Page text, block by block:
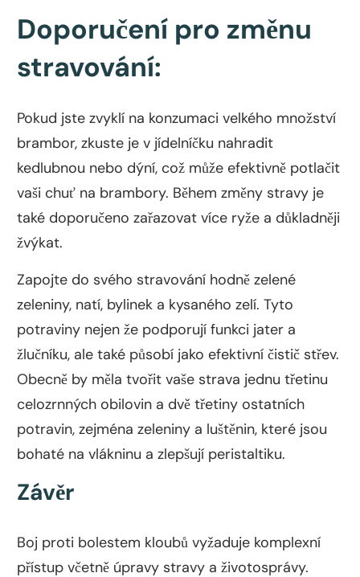
Doporučení pro změnu
stravování:
Pokud jste zvyklí na konzumaci velkého množství
brambor, zkuste je v jídelníčku nahradit
kedlubnou nebo dýní, což může efektivně potlačit
vaši chuť na brambory. Během změny stravy je
také doporučeno zařazovat více ryže a důkladněji
žvýkat.
Zapojte do svého stravování hodně zelené
zeleniny, natí, bylinek a kysaného zelí. Tyto
potraviny nejen že podporují funkci jater a
žlučníku, ale také působí jako efektivní čistič střev.
Obecně by měla tvořit vaše strava jednu třetinu
celozrnných obilovin a dvě třetiny ostatních
potravin, zejména zeleniny a luštěnin, které jsou
bohaté na vlákninu a zlepšují peristaltiku.
Závěr
Boj proti bolestem kloubů vyžaduje komplexní
přístup včetně úpravy stravy a životosprávy.